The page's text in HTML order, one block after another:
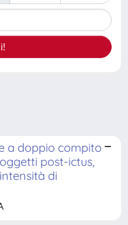
a doppio compito
post-ictus,
di